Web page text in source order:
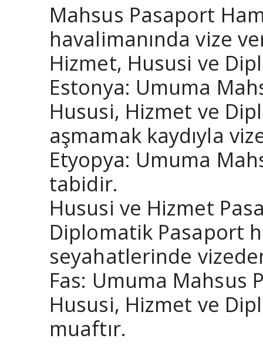
Mahsus Pasaport
havalimanında vize
Hizmet, Hususi ve
Estonya: Umuma
Hususi, Hizmet ve
aşmamak kaydıyla
Etyopya: Umuma
tabidir.
Hususi ve Hizmet
Diplomatik Pasaport
seyahatlerinde
Fas: Umuma Mahsus
Hususi, Hizmet ve
muaftır.